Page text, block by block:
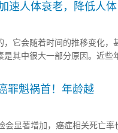
速人体衰老，降低人体
它会随着时间的推移变化，
其中很大一部分原因。近些
能力的急剧下降至关重要。
罪魁祸首！年龄越
显著增加，癌症相关死亡率